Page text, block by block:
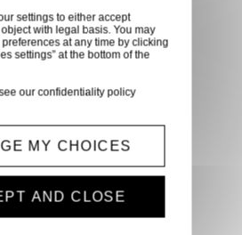
mail aujourd'hui pour
de conseils
spécialisés et
devis personnalisé,
settings to either accept
with legal basis. You may
at any time by clicking
settings” at the bottom of the
ourconfidentiality policy
MY CHOICES
AND CLOSE